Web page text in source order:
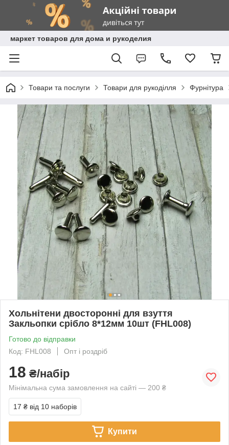
маркет товаров для дома и рукоделия
Товари та послуги Товари для рукоділля Фурнітура
Хольнітени двосторонні для взуття
Закльопки срібло 8*12мм 10шт (FHL008)
Готово до відправки
Код: FHL008
Опт і роздріб
18 ₴/набір
Мінімальна сума замовлення на сайті — 200 ₴
17 ₴ від 10 наборів
Купити